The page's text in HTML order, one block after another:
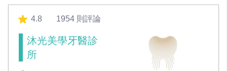
4.8 1954 則評論
沐光美學牙醫診
所